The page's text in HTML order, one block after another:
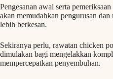
Pengesanan awal serta
akan memudahkan pengurusan dan
lebih berkesan.
Sekiranya perlu, rawatan chicken
dimulakan bagi mengelakkan
mempercepatkan penyembuhan.